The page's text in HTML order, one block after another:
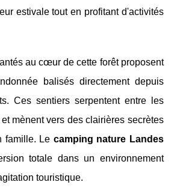
estivale tout en profitant d'activités
au cœur de cette forêt proposent
balisés directement depuis
Ces sentiers serpentent entre les
mènent vers des clairières secrètes
famille. Le camping nature Landes
totale dans un environnement
touristique.